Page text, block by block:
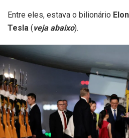
Entre eles, estava o bilionário
Tesla (veja abaixo).